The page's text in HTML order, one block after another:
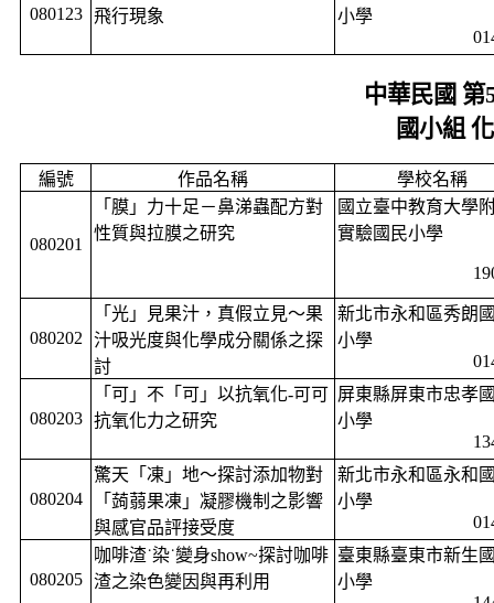
080123
飛行現象
小學
中華民國 第
國小組
編號 作品名稱 學校名稱
080201
「膜」力十足－鼻涕蟲配方對
性質與拉膜之研究
國立臺中教育大學
實驗國民小學
080202
「光」見果汁，真假立見～果
汁吸光度與化學成分關係之探
討
新北市永和區秀朗
小學
080203
「可」不「可」以抗氧化-可可
抗氧化力之研究
屏東縣屏東市忠孝
小學
080204
驚天「凍」地～探討添加物對
「蒟蒻果凍」凝膠機制之影響
與感官品評接受度
新北市永和區永和
小學
080205
咖啡渣˙染˙變身show~探討咖啡
渣之染色變因與再利用
臺東縣臺東市新生
小學